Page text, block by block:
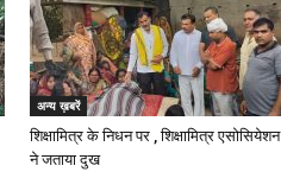
अन्य ख़बरें
शिक्षामित्र के निधन पर , शिक्षामित्र एसोसियेशन
ने जताया दुख